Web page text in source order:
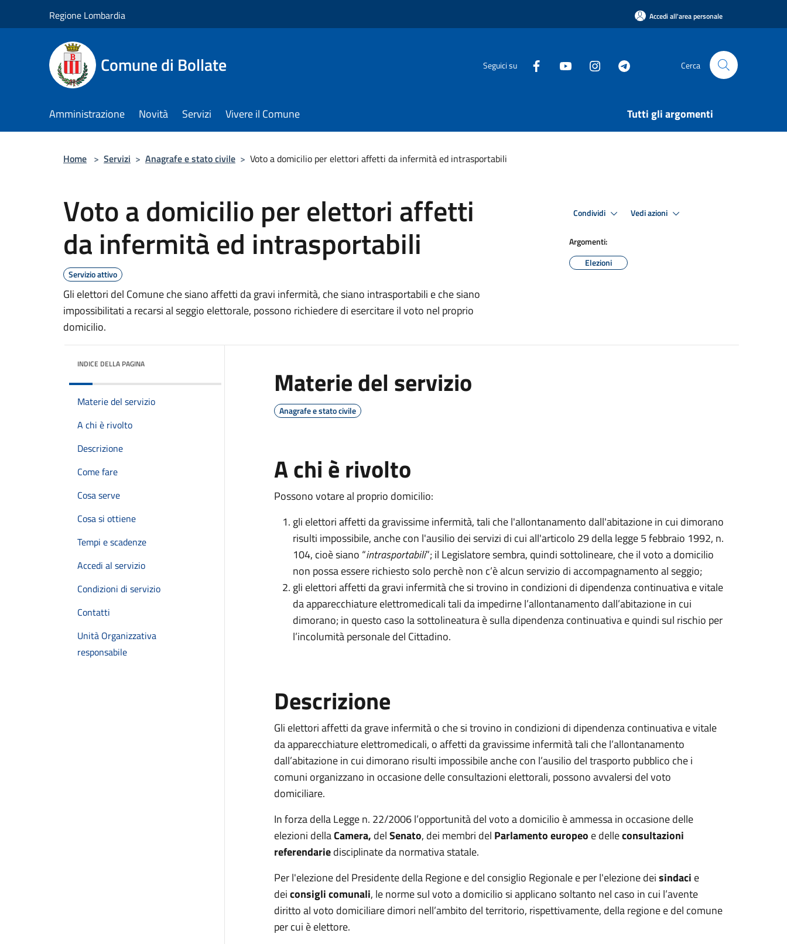
Regione Lombardia Accedi all'area personale
Comune di Bollate Seguici su Cerca
Amministrazione Novità Servizi Vivere il Comune Tutti gli argomenti
Home > Servizi > Anagrafe e stato civile > Voto a domicilio per elettori affetti da infermità ed intrasportabili
Voto a domicilio per elettori affetti
da infermità ed intrasportabili
Servizio attivo
Gli elettori del Comune che siano affetti da gravi infermità, che siano intrasportabili e che siano
impossibilitati a recarsi al seggio elettorale, possono richiedere di esercitare il voto nel proprio
domicilio.
Condividi Vedi azioni
Argomenti:
Elezioni
INDICE DELLA PAGINA
Materie del servizio
A chi è rivolto
Descrizione
Come fare
Cosa serve
Cosa si ottiene
Tempi e scadenze
Accedi al servizio
Condizioni di servizio
Contatti
Unità Organizzativa
responsabile
Materie del servizio
Anagrafe e stato civile
A chi è rivolto
Possono votare al proprio domicilio:
gli elettori affetti da gravissime infermità, tali che l'allontanamento dall'abitazione in cui dimorano
risulti impossibile, anche con l'ausilio dei servizi di cui all'articolo 29 della legge 5 febbraio 1992, n.
104, cioè siano “intrasportabili”; il Legislatore sembra, quindi sottolineare, che il voto a domicilio
non possa essere richiesto solo perchè non c’è alcun servizio di accompagnamento al seggio;
gli elettori affetti da gravi infermità che si trovino in condizioni di dipendenza continuativa e vitale
da apparecchiature elettromedicali tali da impedirne l’allontanamento dall’abitazione in cui
dimorano; in questo caso la sottolineatura è sulla dipendenza continuativa e quindi sul rischio per
l’incolumità personale del Cittadino.
Descrizione
Gli elettori affetti da grave infermità o che si trovino in condizioni di dipendenza continuativa e vitale
da apparecchiature elettromedicali, o affetti da gravissime infermità tali che l’allontanamento
dall’abitazione in cui dimorano risulti impossibile anche con l’ausilio del trasporto pubblico che i
comuni organizzano in occasione delle consultazioni elettorali, possono avvalersi del voto
domiciliare.
In forza della Legge n. 22/2006 l’opportunità del voto a domicilio è ammessa in occasione delle
elezioni dellaCamera, delSenato, dei membri del Parlamento europeo e delleconsultazioni
referendariedisciplinate da normativa statale.
Per l'elezione del Presidente della Regione e del consiglio Regionale e per l'elezione deisindaci e
deiconsigli comunali, le norme sul voto a domicilio si applicano soltanto nel caso in cui l’avente
diritto al voto domiciliare dimori nell’ambito del territorio, rispettivamente, della regione e del comune
per cui è elettore.